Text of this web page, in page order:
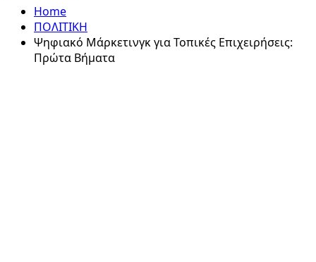
Home
ΠΟΛΙΤΙΚΗ
Ψηφιακό Μάρκετινγκ για Τοπικές Επιχειρήσεις:
Πρώτα Βήματα